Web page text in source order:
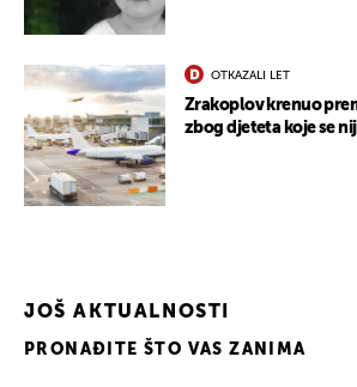
OTKAZALI LET
Zrakoplov krenuo
zbog djeteta koje se
JOŠ AKTUALNOSTI
PRONAĐITE ŠTO VAS ZANIMA